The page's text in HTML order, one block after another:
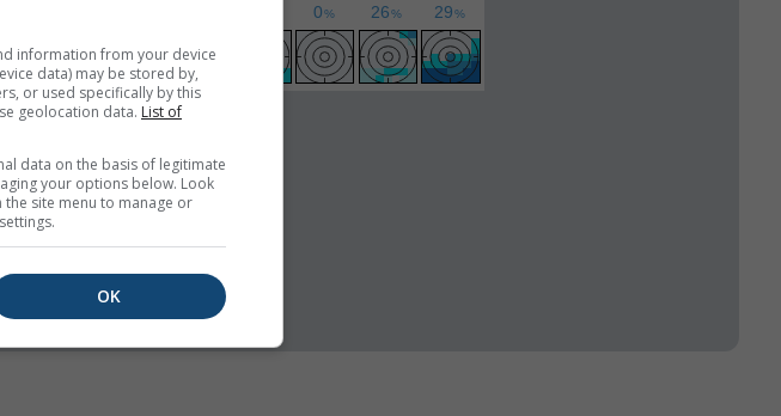
information from your device
data) may be stored by,
or used specifically by this
geolocation data. List of
data on the basis of legitimate
your options below. Look
site menu to manage or
OK